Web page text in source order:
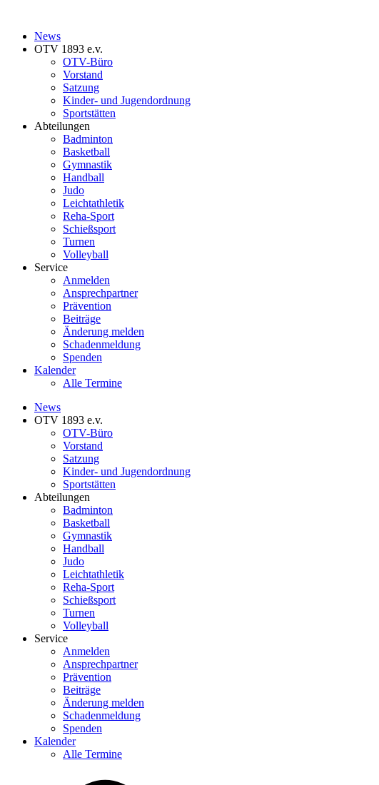
News
OTV 1893 e.v.
OTV-Büro
Vorstand
Satzung
Kinder- und Jugendordnung
Sportstätten
Abteilungen
Badminton
Basketball
Gymnastik
Handball
Judo
Leichtathletik
Reha-Sport
Schießsport
Turnen
Volleyball
Service
Anmelden
Ansprechpartner
Prävention
Beiträge
Änderung melden
Schadenmeldung
Spenden
Kalender
Alle Termine
News
OTV 1893 e.v.
OTV-Büro
Vorstand
Satzung
Kinder- und Jugendordnung
Sportstätten
Abteilungen
Badminton
Basketball
Gymnastik
Handball
Judo
Leichtathletik
Reha-Sport
Schießsport
Turnen
Volleyball
Service
Anmelden
Ansprechpartner
Prävention
Beiträge
Änderung melden
Schadenmeldung
Spenden
Kalender
Alle Termine